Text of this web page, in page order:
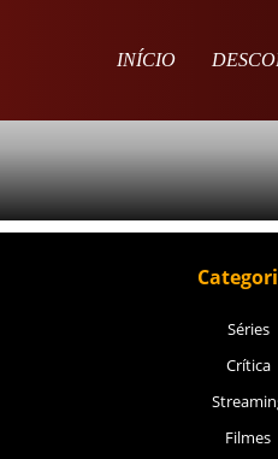
INÍCIO
Séries
Crítica
Filmes